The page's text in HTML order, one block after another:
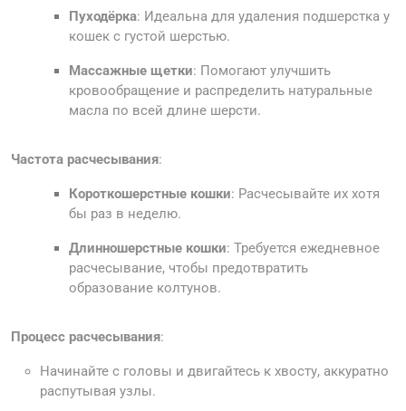
Пуходёрка: Идеальна для удаления подшерстка у
кошек с густой шерстью.
Массажные щетки: Помогают улучшить
кровообращение и распределить натуральные
масла по всей длине шерсти.
Частота расчесывания:
Короткошерстные кошки: Расчесывайте их хотя
бы раз в неделю.
Длинношерстные кошки: Требуется ежедневное
расчесывание, чтобы предотвратить
образование колтунов.
Процесс расчесывания:
Начинайте с головы и двигайтесь к хвосту, аккуратно
распутывая узлы.